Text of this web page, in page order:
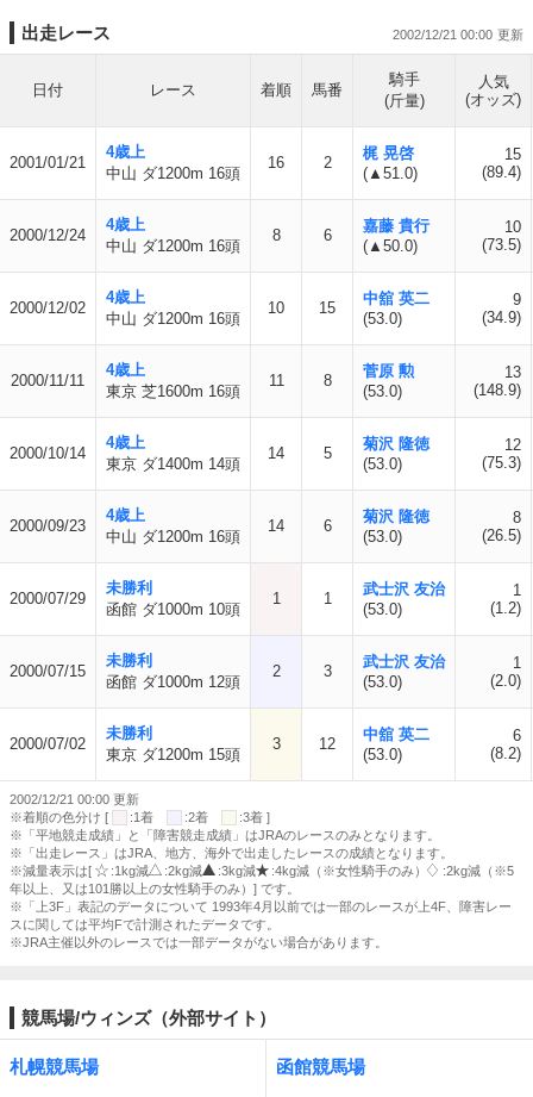
出走レース 2002/12/21 00:00
日付 レース 着順 馬番
騎手
(斤量)
人気
(オッズ)
2001/01/21
4歳上
中山 ダ1200m 16頭
16 2
梶 晃啓
(▲51.0)
15
(89.4)
2000/12/24
4歳上
中山 ダ1200m 16頭
8 6
嘉藤 貴行
(▲50.0)
10
(73.5)
2000/12/02
4歳上
中山 ダ1200m 16頭
10 15
中舘 英二
(53.0)
9
(34.9)
2000/11/11
4歳上
東京 芝1600m 16頭
11 8
菅原 勲
(53.0)
13
(148.9)
2000/10/14
4歳上
東京 ダ1400m 14頭
14 5
菊沢 隆徳
(53.0)
12
(75.3)
2000/09/23
4歳上
中山 ダ1200m 16頭
14 6
菊沢 隆徳
(53.0)
8
(26.5)
2000/07/29
未勝利
函館 ダ1000m 10頭
1 1
武士沢 友治
(53.0)
1
(1.2)
2000/07/15
未勝利
函館 ダ1000m 12頭
2 3
武士沢 友治
(53.0)
1
(2.0)
2000/07/02
未勝利
東京 ダ1200m 15頭
3 12
中舘 英二
(53.0)
6
(8.2)
2002/12/21 00:00 更新
※着順の色分け [
:1着 :2着
:3着 ]
※「平地競走成績」と「障害競走成績」はJRAのレースのみとなります。
※「出走レース」はJRA、地方、海外で出走したレースの成績となります。
※減量表示は[
:1kg減 :2kg減 :3kg減 :4kg減（※女性騎手のみ）
:2kg減（※5
年以上、又は101勝以上の女性騎手のみ）] です。
※「上3F」表記のデータについて 1993年4月以前では一部のレースが上4F、障害レー
スに関しては平均Fで計測されたデータです。
※JRA主催以外のレースでは一部データがない場合があります。
競馬場/ウィンズ（外部サイト）
札幌競馬場 函館競馬場